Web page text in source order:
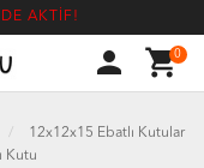
AKTİF!
person shopping_cart0
12x12x15 Ebatlı Kutular
Kutu